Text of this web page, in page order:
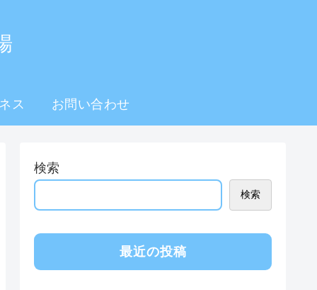
ス お問い合わせ
検索
検索
最近の投稿